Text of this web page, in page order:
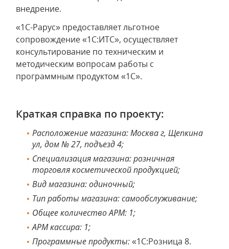
внедрение.
«1С-Рарус» предоставляет льготное
сопровождение «1С:ИТС», осуществляет
консультирование по техническим и
методическим вопросам работы с
программным продуктом «1С».
Краткая справка по проекту:
Расположение магазина: Москва г, Щепкина
ул, дом № 27, подъезд 4;
Специализация магазина: розничная
торговля косметической продукцией;
Вид магазина: одиночный;
Тип работы магазина: самообслуживание;
Общее количество АРМ: 1;
АРМ кассира: 1;
Программные продукты:«1С:Розница 8.